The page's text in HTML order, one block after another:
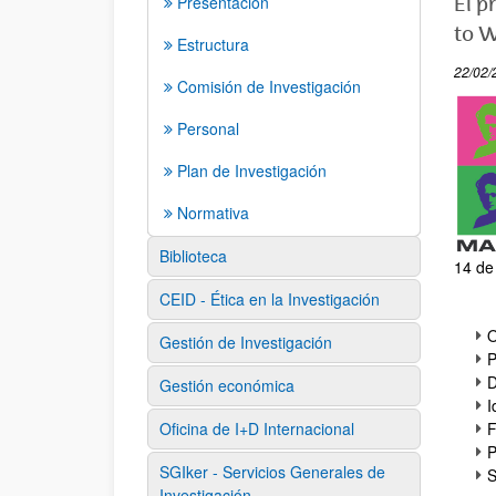
Estructura
Comisión de Investigación
Personal
Plan de Investigación
Normativa
Biblioteca
CEID - Ética en la Investigación
Gestión de Investigación
Gestión económica
Oficina de I+D Internacional
SGIker - Servicios Generales de
to
22/02/
14